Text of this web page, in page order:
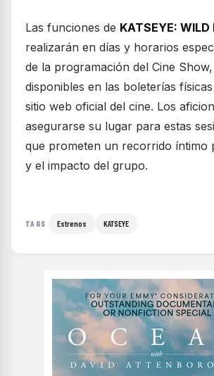
Las funciones de KATSEYE: WILD
realizarán en días y horarios
de la programación del Cine
disponibles en las boleterías
sitio web oficial del cine. Los
asegurarse su lugar para estas
que prometen un recorrido íntimo
y el impacto del grupo.
TAGS Estrenos KATSEYE